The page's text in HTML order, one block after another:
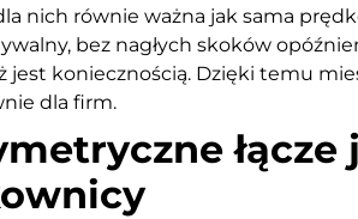
równie ważna jak sama
bez nagłych skoków
koniecznością. Dzięki temu
dla firm.
łącze